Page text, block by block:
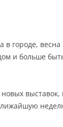
в городе, весна
и больше